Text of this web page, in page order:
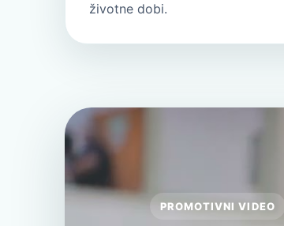
životne dobi.
PROMOTIVNI VIDEO